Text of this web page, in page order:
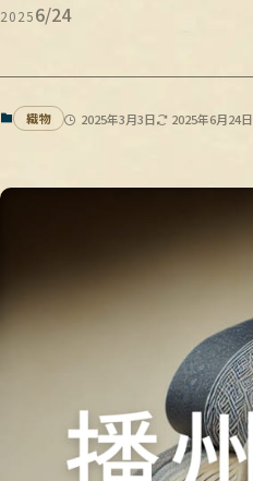
20256/24
織物 2025年3月3日 2025年6月24日